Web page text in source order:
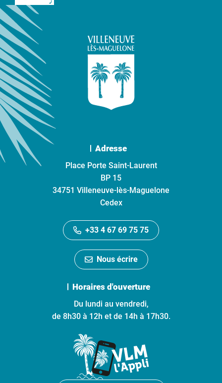
Adresse
Place Porte Saint-Laurent
BP 15
34751 Villeneuve-lès-Maguelone
Cedex
+33 4 67 69 75 75
Nous écrire
Horaires d'ouverture
Du lundi au vendredi,
de 8h30 à 12h et de 14h à 17h30.